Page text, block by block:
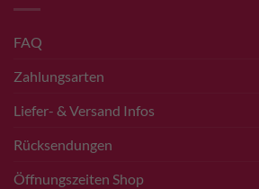
FAQ
Zahlungsarten
Liefer- & Versand Infos
Rücksendungen
Öffnungszeiten Shop